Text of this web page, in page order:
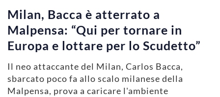
Milan, Bacca è atterrato a
Malpensa: “Qui per tornare in
Europa e lottare per lo Scudetto”
Il neo attaccante del Milan, Carlos Bacca,
sbarcato poco fa allo scalo milanese della
Malpensa, prova a caricare l'ambiente